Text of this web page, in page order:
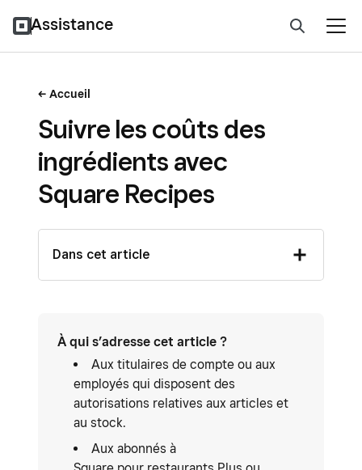
Assistance
Accueil
Suivre les coûts des
ingrédients avec
Square Recipes
Dans cet article
À qui s’adresse cet article ?
Aux titulaires de compte ou aux
employés qui disposent des
autorisations relatives aux articles et
au stock.
Aux abonnés à